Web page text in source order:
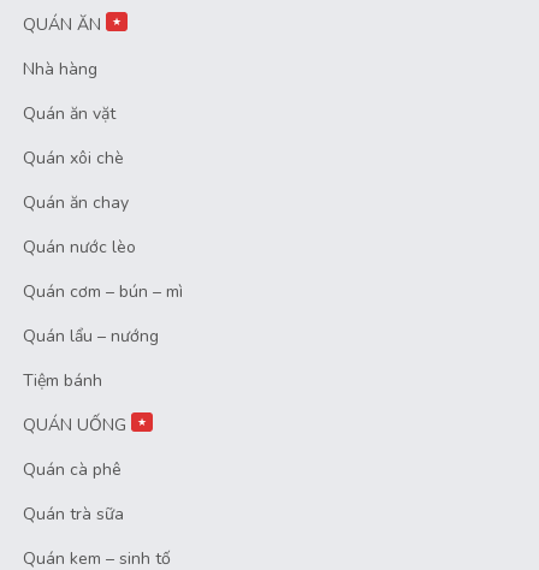
QUÁN ĂN ★
Nhà hàng
Quán ăn vặt
Quán xôi chè
Quán ăn chay
Quán nước lèo
Quán cơm – bún – mì
Quán lẩu – nướng
Tiệm bánh
QUÁN UỐNG
★
Quán cà phê
Quán trà sữa
Quán kem – sinh tố